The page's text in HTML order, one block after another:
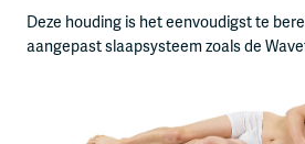
Deze houding is het eenvoudigst te
aangepast slaapsysteem zoals de